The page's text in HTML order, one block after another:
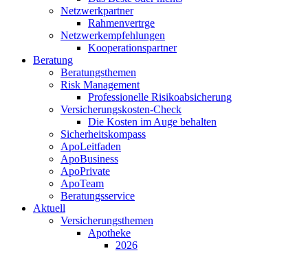
Netzwerkpartner
Rahmenvertrge
Netzwerkempfehlungen
Kooperationspartner
Beratung
Beratungsthemen
Risk Management
Professionelle Risikoabsicherung
Versicherungskosten-Check
Die Kosten im Auge behalten
Sicherheitskompass
ApoLeitfaden
ApoBusiness
ApoPrivate
ApoTeam
Beratungsservice
Aktuell
Versicherungsthemen
Apotheke
2026